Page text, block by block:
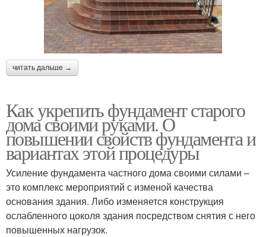
читать дальше →
Как укрепить фундамент старого
дома своими руками. О
повышении свойств фундамента и
вариантах этой процедуры
Усиление фундамента частного дома своими силами –
это комплекс мероприятий с изменой качества
основания здания. Либо изменяется конструкция
ослабленного цоколя здания посредством снятия с него
повышенных нагрузок.